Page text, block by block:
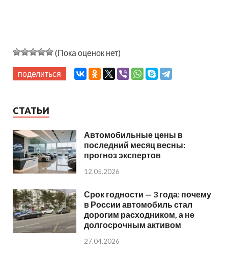
(Пока оценок нет)
поделиться
СТАТЬИ
Автомобильные цены в
последний месяц весны:
прогноз экспертов
12.05.2026
Срок годности — 3 года: почему
в России автомобиль стал
дорогим расходником, а не
долгосрочным активом
27.04.2026